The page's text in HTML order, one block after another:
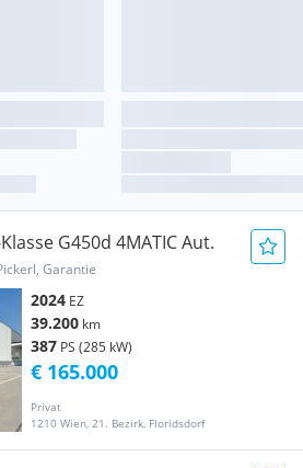
G450d 4MATIC Aut.
Garantie
2024 EZ
39.200 km
387 PS (285 kW)
Privat
1210 Wien, 21. Bezirk, Floridsdorf
€ 165.000